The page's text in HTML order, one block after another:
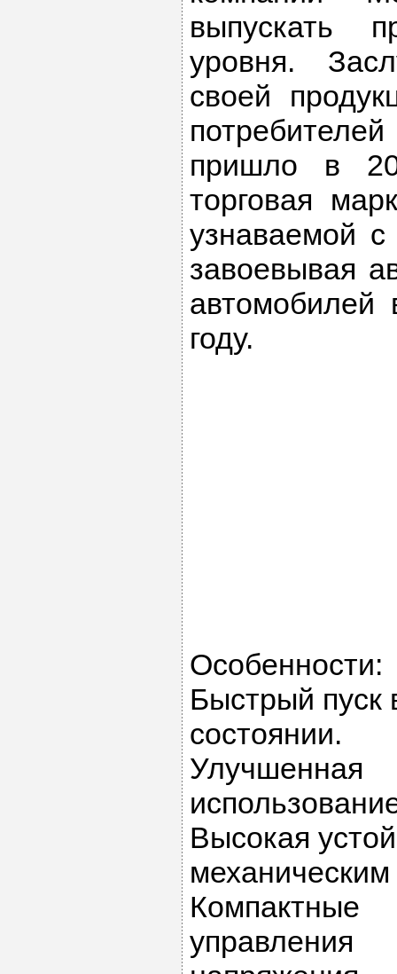
выпускать
уровня.
своей
пришло в
торговая
узнаваемой
завоевывая
автомобилей
году.
Особенности:
Быстрый пуск
состоянии.
Высокая
механическим